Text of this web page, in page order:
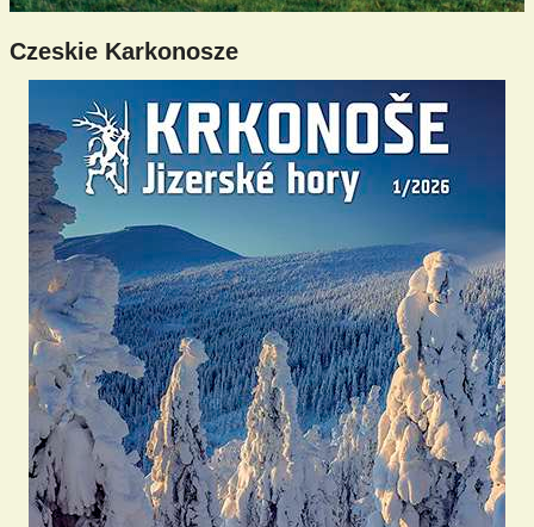
Czeskie Karkonosze